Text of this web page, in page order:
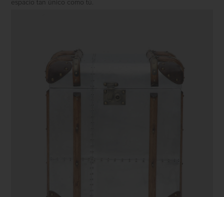
espacio tan único como tú.